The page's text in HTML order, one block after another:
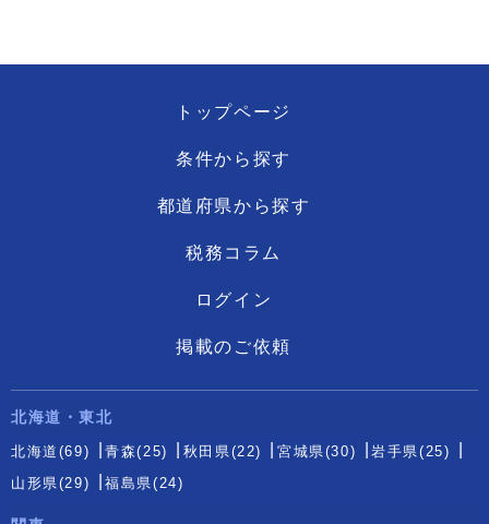
トップページ
条件から探す
都道府県から探す
税務コラム
ログイン
掲載のご依頼
北海道・東北
北海道(69) 青森(25) 秋田県(22) 宮城県(30)
岩手県(25)
山形県(29)
福島県(24)